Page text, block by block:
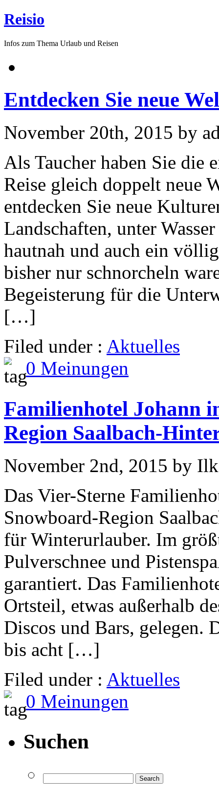
Reisio
Infos zum Thema Urlaub und Reisen
Entdecken Sie neue
November 20th, 2015 by
Als Taucher haben Sie
Reise gleich doppelt neue
entdecken Sie neue
Landschaften, unter
hautnah und auch ein
bisher nur schnorcheln
Begeisterung für die
[…]
Filed under : Aktuelles
0 Meinungen
Familienhotel Johann
Region Saalbach-
November 2nd, 2015 by
Das Vier-Sterne
Snowboard-Region
für Winterurlauber. Im
Pulverschnee und
garantiert. Das
Ortsteil, etwas außerhalb
Discos und Bars, gelegen.
bis acht […]
Filed under : Aktuelles
0 Meinungen
Suchen